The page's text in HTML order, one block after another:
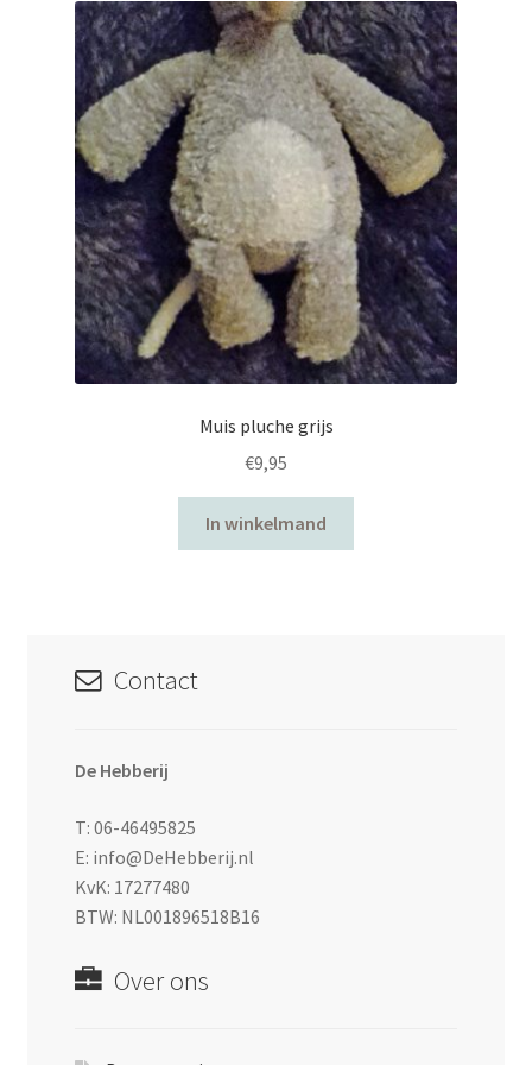
Muis pluche grijs
€9,95
In winkelmand
Contact
De Hebberij
T: 06-46495825
E: info@DeHebberij.nl
KvK: 17277480
BTW: NL001896518B16
Over ons